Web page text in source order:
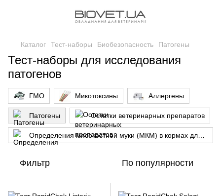
Каталог Тест-наборы Биобезопасность Патогены
Тест-наборы для исследования
патогенов
ГМО Микотоксины Аллергены
Патогены Остатки ветеринарных препаратов
Фильтр По популярности